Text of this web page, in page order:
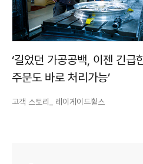
‘길었던 가공공백, 이젠 긴급
주문도 바로 처리가능’
고객 스토리_ 레이게이드휠스